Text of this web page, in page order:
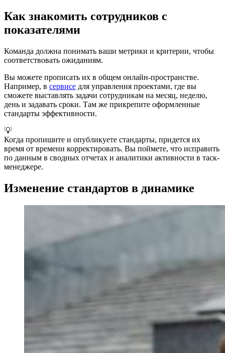
Как знакомить сотрудников с
показателями
Команда должна понимать ваши метрики и критерии, чтобы
соответствовать ожиданиям.
Вы можете прописать их в общем онлайн-пространстве.
Например, в сервисе для управления проектами, где вы
сможете выставлять задачи сотрудникам на месяц, неделю,
день и задавать сроки. Там же прикрепите оформленные
стандарты эффективности.
💡
Когда пропишите и опубликуете стандарты, придется их
время от времени корректировать. Вы поймете, что исправить
по данным в сводных отчетах и аналитики активности в таск-
менеджере.
Изменение стандартов в динамике